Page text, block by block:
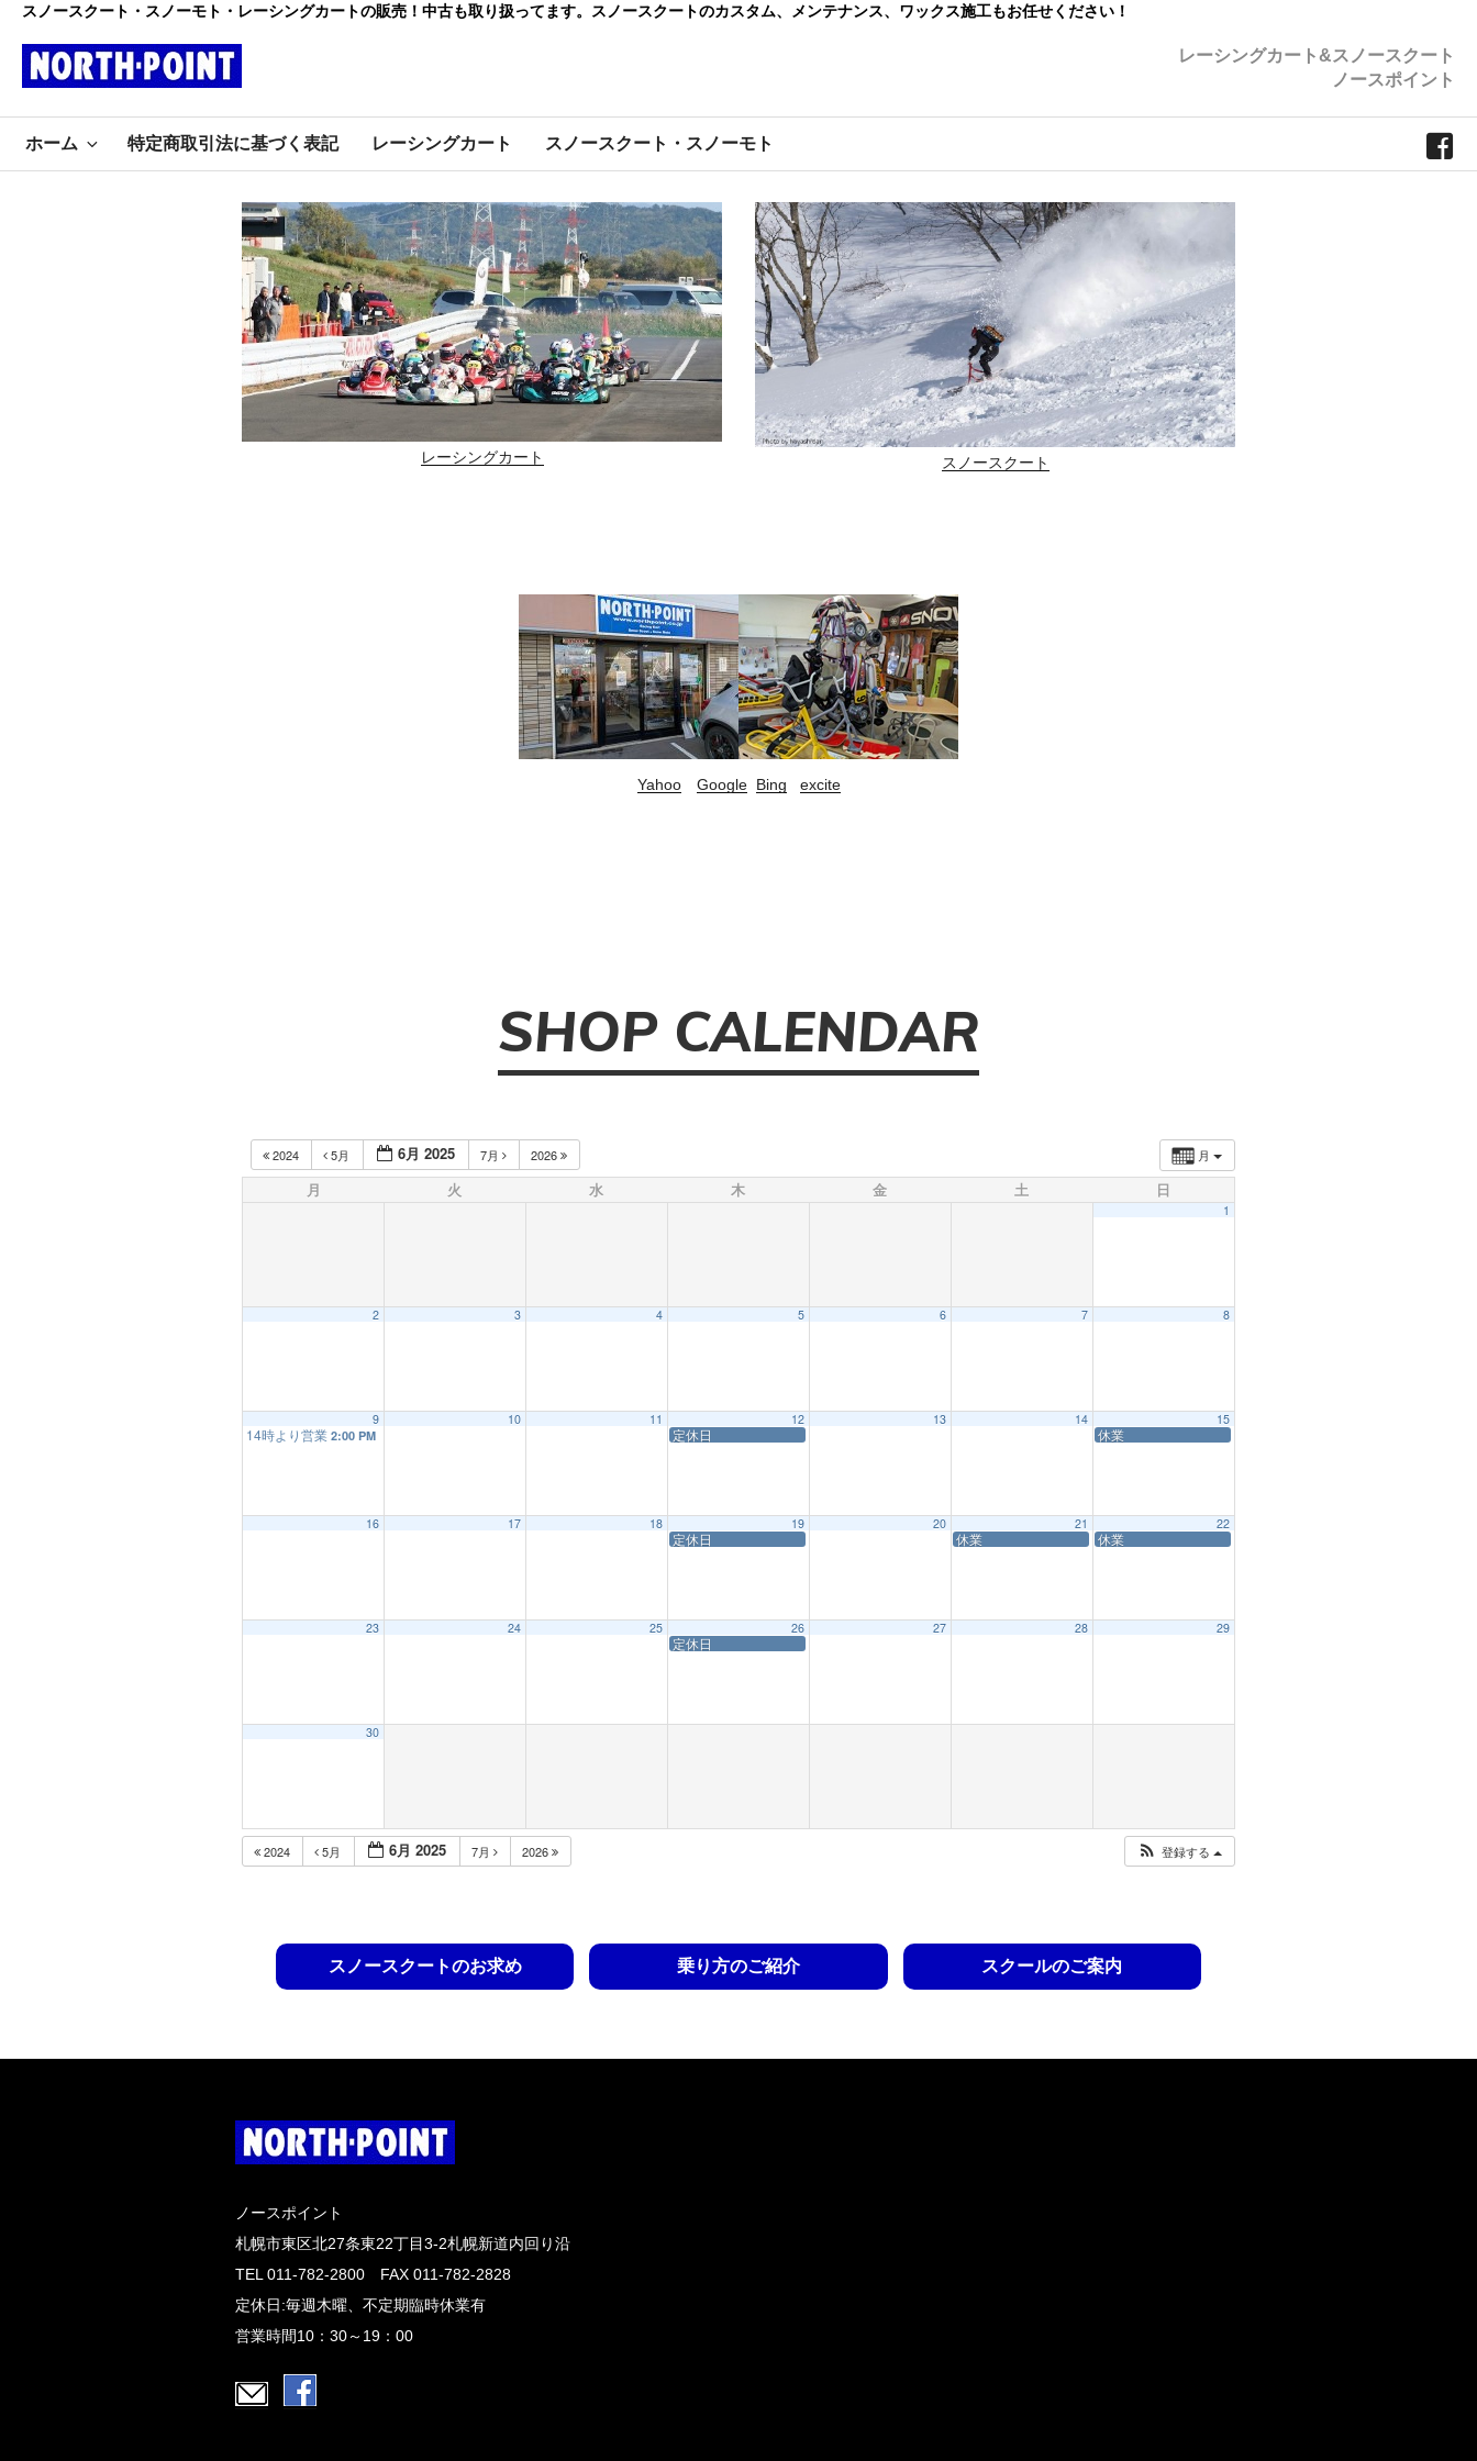
スノースクート・スノーモト・レーシングカートの販売！中古も取り扱ってます。スノースクートのカスタム、メンテナンス、ワックス施工もお任せください！
レーシング
カート・スノ
ースクート
ノースポイ
ト・カートショップ
レーシングカート&スノースクート
ノースポイント
ホーム 特定商取引法に基づく表記 レーシングカート スノースクート・スノーモト
レーシングカート スノースクート
Yahoo Google Bing excite
SHOP CALENDAR
月
2024 5月 6月 2025 7月 2026
月 火 水 木 金 土 日
1
2 3 4 5 6 7 8
9
14時より営業 2:00 PM
10 11 12
定休日
13 14 15
休業
16 17 18 19
定休日
20 21
休業
22
休業
23 24 25 26
定休日
27 28 29
30
2024 5月 6月 2025 7月 2026 登録する
スノースクートのお求め 乗り方のご紹介 スクールのご案内
ノースポイント
札幌市東区北27条東22丁目3-2札幌新道内回り沿
TEL 011-782-2800 FAX 011-782-2828
定休日:毎週木曜、不定期臨時休業有
営業時間10：30～19：00